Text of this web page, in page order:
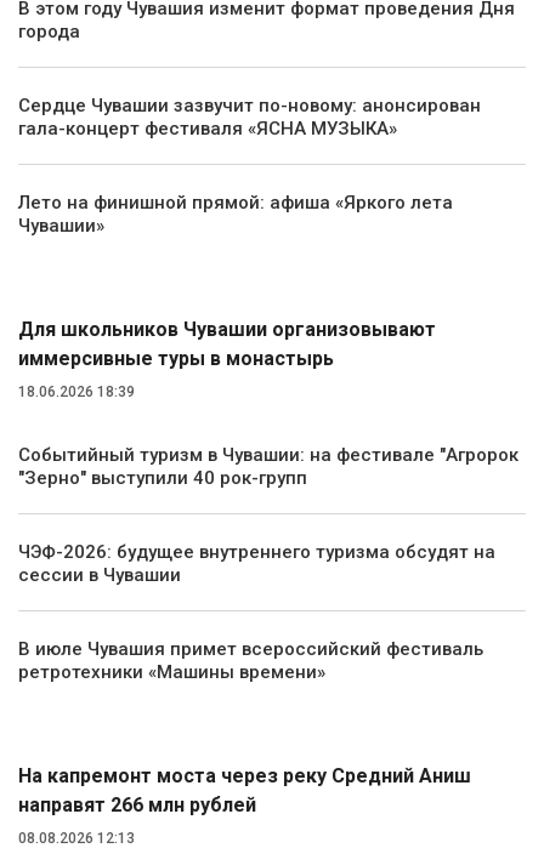
В этом году Чувашия изменит формат проведения Дня
города
Сердце Чувашии зазвучит по-новому: анонсирован
гала-концерт фестиваля «ЯСНА МУЗЫКА»
Лето на финишной прямой: афиша «Яркого лета
Чувашии»
Для школьников Чувашии организовывают
иммерсивные туры в монастырь
18.06.2026 18:39
Событийный туризм в Чувашии: на фестивале "Агророк
"Зерно" выступили 40 рок-групп
ЧЭФ-2026: будущее внутреннего туризма обсудят на
сессии в Чувашии
В июле Чувашия примет всероссийский фестиваль
ретротехники «Машины времени»
На капремонт моста через реку Средний Аниш
направят 266 млн рублей
08.08.2026 12:13